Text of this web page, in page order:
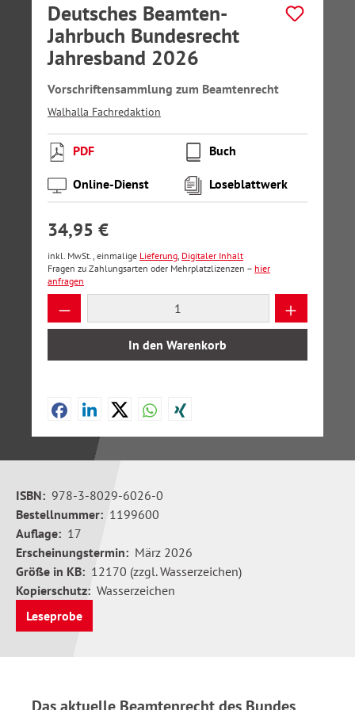
Deutsches Beamten-
Jahrbuch Bundesrecht
Jahresband 2026
Vorschriftensammlung zum Beamtenrecht
Walhalla Fachredaktion
PDF Buch
Online-Dienst Loseblattwerk
34,95 €
inkl. MwSt., einmalige Lieferung, Digitaler Inhalt
Fragen zu Zahlungsarten oder Mehrplatzlizenzen – hier
anfragen
Produkt Anzahl: Gib den gewünschten
In den Warenkorb
ISBN: 978-3-8029-6026-0
Bestellnummer: 1199600
Auflage: 17
Erscheinungstermin: März 2026
Größe in KB: 12170 (zzgl. Wasserzeichen)
Kopierschutz: Wasserzeichen
Leseprobe